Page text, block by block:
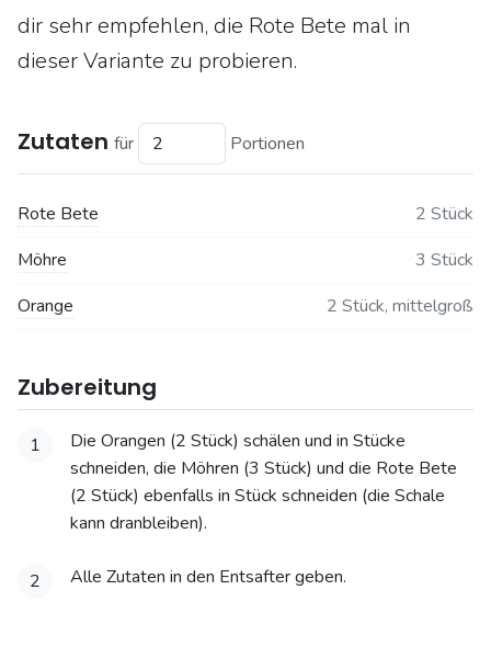
dir sehr empfehlen, die Rote Bete mal in
dieser Variante zu probieren.
Zutaten für Portionen
Rote Bete
2 Stück
Möhre
3 Stück
Orange
2 Stück, mittelgroß
Zubereitung
1
Die Orangen (2 Stück) schälen und in Stücke
schneiden, die Möhren (3 Stück) und die Rote Bete
(2 Stück) ebenfalls in Stück schneiden (die Schale
kann dranbleiben).
2 Alle Zutaten in den Entsafter geben.